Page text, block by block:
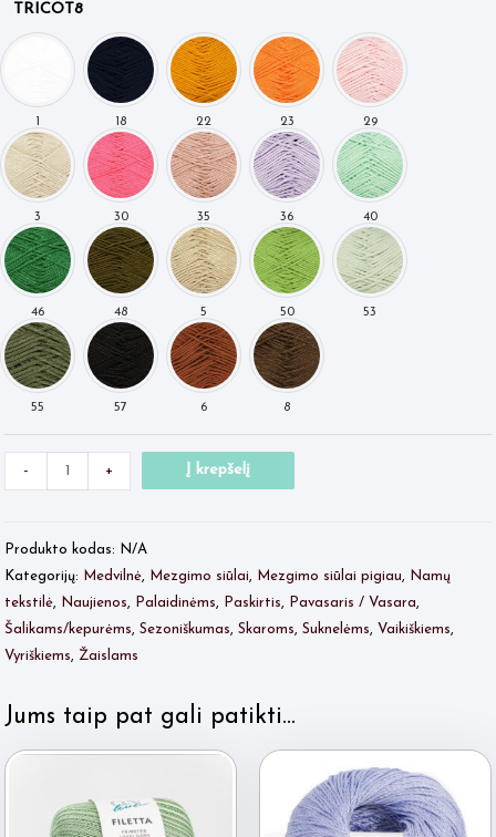
TRICOT8
Quantity
-
produkto
8
Quantity
+ Į krepšelį
Produkto kodas:
N/A
Kategorijų:
Medvilnė, Mezgimo siūlai, Mezgimo siūlai pigiau,
Namų
tekstilė, Naujienos, Palaidinėms, Paskirtis, Pavasaris / Vasara,
Šalikams/kepurėms, Sezoniškumas, Skaroms, Suknelėms, Vaikiškiems,
Vyriškiems, Žaislams
Jums taip pat gali patikti…